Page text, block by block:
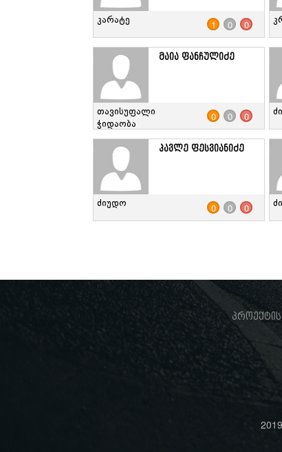
კარატე 1 0 0
მაია ფანჩულიძე
თავისუფალი
ჭიდაობა
0 0 0
პავლე ფესვიანიძე
ძიუდო 0 0 0
პროექტის